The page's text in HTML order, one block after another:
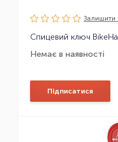
Залишити
Спицевий ключ
Немає в наявності
Підписатися